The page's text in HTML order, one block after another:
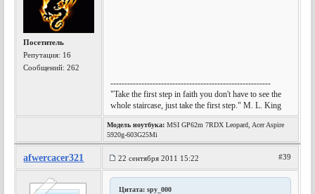
Посетитель
Репутация: 16
Сообщений: 262
---------------------------------------------------------
"Take the first step in faith you don't have to see the
whole staircase, just take the first step." M. L. King
Модель ноутбука: MSI GP62m 7RDX Leopard, Acer Aspire
5920g-603G25Mi
afwercacer321 22 сентября 2011 15:22 #39
Цитата: spy_000